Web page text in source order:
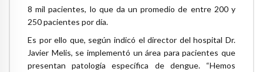
8 mil pacientes, lo que da un promedio de entre 200 y
250 pacientes por día.
Es por ello que, según indicó el director del hospital Dr.
Javier Melis, se implementó un área para pacientes que
presentan patología específica de dengue. “Hemos